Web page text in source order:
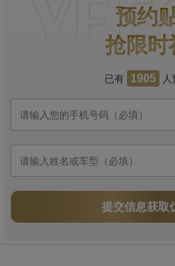
预约
抢限时
已有 1905
提交信息获取